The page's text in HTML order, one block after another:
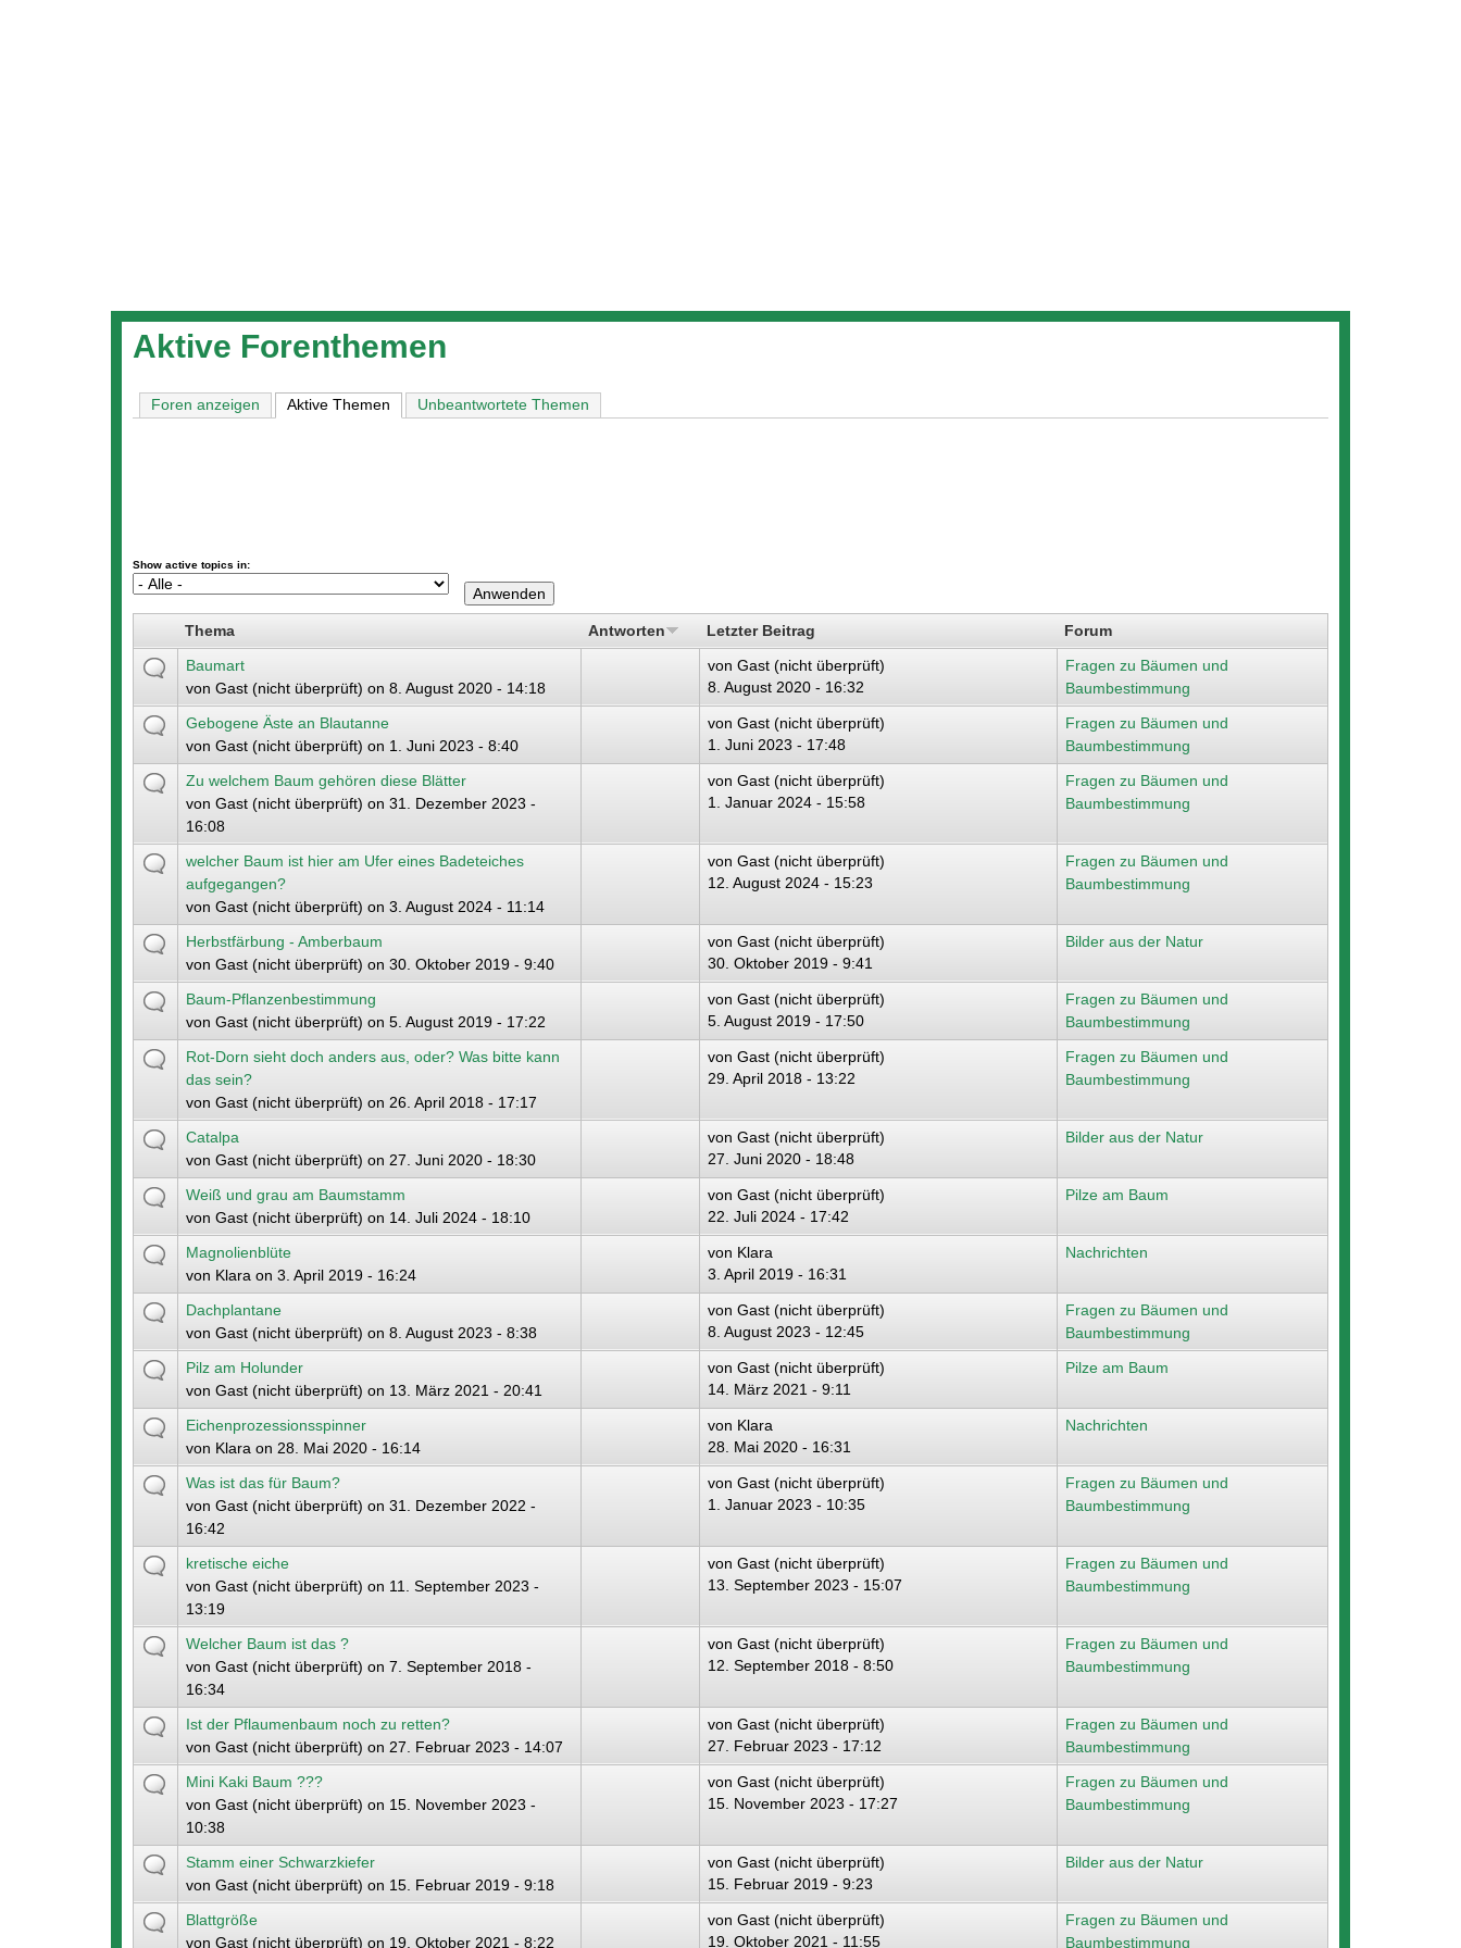
Aktive Forenthemen
Foren anzeigen Aktive Themen (aktiver Reiter)
Unbeantwortete Themen
Show active topics in:
Thema Antworten Letzter Beitrag
Forum
Baumart
von Gast (nicht überprüft) on 8. August 2020 - 14:18
von Gast (nicht überprüft)
8. August 2020 - 16:32
Fragen zu Bäumen und
Baumbestimmung
Gebogene Äste an Blautanne
von Gast (nicht überprüft) on 1. Juni 2023 - 8:40
von Gast (nicht überprüft)
1. Juni 2023 - 17:48
Fragen zu Bäumen und
Baumbestimmung
Zu welchem Baum gehören diese Blätter
von Gast (nicht überprüft) on 31. Dezember 2023 -
16:08
von Gast (nicht überprüft)
1. Januar 2024 - 15:58
Fragen zu Bäumen und
Baumbestimmung
welcher Baum ist hier am Ufer eines Badeteiches
aufgegangen?
von Gast (nicht überprüft) on 3. August 2024 - 11:14
von Gast (nicht überprüft)
12. August 2024 - 15:23
Fragen zu Bäumen und
Baumbestimmung
Herbstfärbung - Amberbaum
von Gast (nicht überprüft) on 30. Oktober 2019 - 9:40
von Gast (nicht überprüft)
30. Oktober 2019 - 9:41
Bilder aus der Natur
Baum-Pflanzenbestimmung
von Gast (nicht überprüft) on 5. August 2019 - 17:22
von Gast (nicht überprüft)
5. August 2019 - 17:50
Fragen zu Bäumen und
Baumbestimmung
Rot-Dorn sieht doch anders aus, oder? Was bitte kann
das sein?
von Gast (nicht überprüft) on 26. April 2018 - 17:17
von Gast (nicht überprüft)
29. April 2018 - 13:22
Fragen zu Bäumen und
Baumbestimmung
Catalpa
von Gast (nicht überprüft) on 27. Juni 2020 - 18:30
von Gast (nicht überprüft)
27. Juni 2020 - 18:48
Bilder aus der Natur
Weiß und grau am Baumstamm
von Gast (nicht überprüft) on 14. Juli 2024 - 18:10
von Gast (nicht überprüft)
22. Juli 2024 - 17:42
Pilze am Baum
Magnolienblüte
von Klara on 3. April 2019 - 16:24
von Klara
3. April 2019 - 16:31
Nachrichten
Dachplantane
von Gast (nicht überprüft) on 8. August 2023 - 8:38
von Gast (nicht überprüft)
8. August 2023 - 12:45
Fragen zu Bäumen und
Baumbestimmung
Pilz am Holunder
von Gast (nicht überprüft) on 13. März 2021 - 20:41
von Gast (nicht überprüft)
14. März 2021 - 9:11
Pilze am Baum
Eichenprozessionsspinner
von Klara on 28. Mai 2020 - 16:14
von Klara
28. Mai 2020 - 16:31
Nachrichten
Was ist das für Baum?
von Gast (nicht überprüft) on 31. Dezember 2022 -
16:42
von Gast (nicht überprüft)
1. Januar 2023 - 10:35
Fragen zu Bäumen und
Baumbestimmung
kretische eiche
von Gast (nicht überprüft) on 11. September 2023 -
13:19
von Gast (nicht überprüft)
13. September 2023 - 15:07
Fragen zu Bäumen und
Baumbestimmung
Welcher Baum ist das ?
von Gast (nicht überprüft) on 7. September 2018 -
16:34
von Gast (nicht überprüft)
12. September 2018 - 8:50
Fragen zu Bäumen und
Baumbestimmung
Ist der Pflaumenbaum noch zu retten?
von Gast (nicht überprüft) on 27. Februar 2023 - 14:07
von Gast (nicht überprüft)
27. Februar 2023 - 17:12
Fragen zu Bäumen und
Baumbestimmung
Mini Kaki Baum ???
von Gast (nicht überprüft) on 15. November 2023 -
10:38
von Gast (nicht überprüft)
15. November 2023 - 17:27
Fragen zu Bäumen und
Baumbestimmung
Stamm einer Schwarzkiefer
von Gast (nicht überprüft) on 15. Februar 2019 - 9:18
von Gast (nicht überprüft)
15. Februar 2019 - 9:23
Bilder aus der Natur
Blattgröße
von Gast (nicht überprüft) on 19. Oktober 2021 - 8:22
von Gast (nicht überprüft)
19. Oktober 2021 - 11:55
Fragen zu Bäumen und
Baumbestimmung